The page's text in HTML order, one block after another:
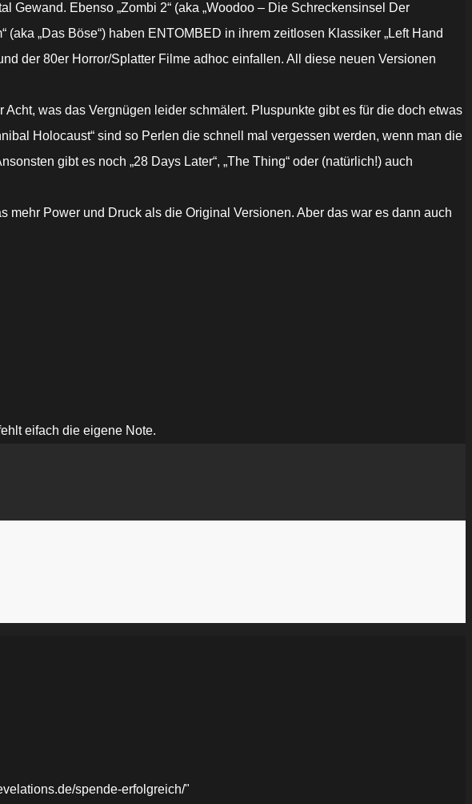
Gewand. Ebenso „Zombi 2“ (aka „Woodoo – Die Schreckensinsel Der
„Das Böse“) haben ENTOMBED in ihrem zeitlosen Klassiker „Left Hand
der 80er Horror/Splatter Filme adhoc einfallen. All diese neuen Versionen
was das Vergnügen leider schmälert. Pluspunkte gibt es für die doch etwas
Holocaust“ sind so Perlen die schnell mal vergessen werden, wenn man die
gibt es noch „28 Days Later“, „The Thing“ oder (natürlich!) auch
mehr Power und Druck als die Original Versionen. Aber das war es dann auch
eifach die eigene Note.
spende-erfolgreich/"